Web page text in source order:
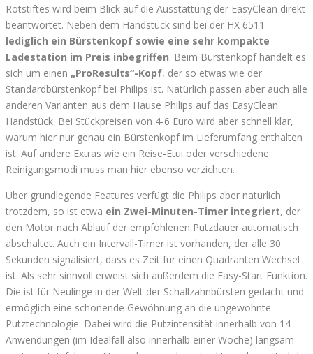
Rotstiftes wird beim Blick auf die Ausstattung der EasyClean direkt
beantwortet. Neben dem Handstück sind bei der HX 6511
lediglich ein Bürstenkopf sowie eine sehr kompakte
Ladestation im Preis inbegriffen. Beim Bürstenkopf handelt es
sich um einen „ProResults“-Kopf, der so etwas wie der
Standardbürstenkopf bei Philips ist. Natürlich passen aber auch alle
anderen Varianten aus dem Hause Philips auf das EasyClean
Handstück. Bei Stückpreisen von 4-6 Euro wird aber schnell klar,
warum hier nur genau ein Bürstenkopf im Lieferumfang enthalten
ist. Auf andere Extras wie ein Reise-Etui oder verschiedene
Reinigungsmodi muss man hier ebenso verzichten.
Über grundlegende Features verfügt die Philips aber natürlich
trotzdem, so ist etwa ein Zwei-Minuten-Timer integriert, der
den Motor nach Ablauf der empfohlenen Putzdauer automatisch
abschaltet. Auch ein Intervall-Timer ist vorhanden, der alle 30
Sekunden signalisiert, dass es Zeit für einen Quadranten Wechsel
ist. Als sehr sinnvoll erweist sich außerdem die Easy-Start Funktion.
Die ist für Neulinge in der Welt der Schallzahnbürsten gedacht und
ermöglich eine schonende Gewöhnung an die ungewohnte
Putztechnologie. Dabei wird die Putzintensität innerhalb von 14
Anwendungen (im Idealfall also innerhalb einer Woche) langsam